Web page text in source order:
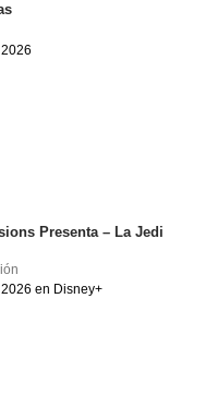
Presenta – La Jedi
en Disney+